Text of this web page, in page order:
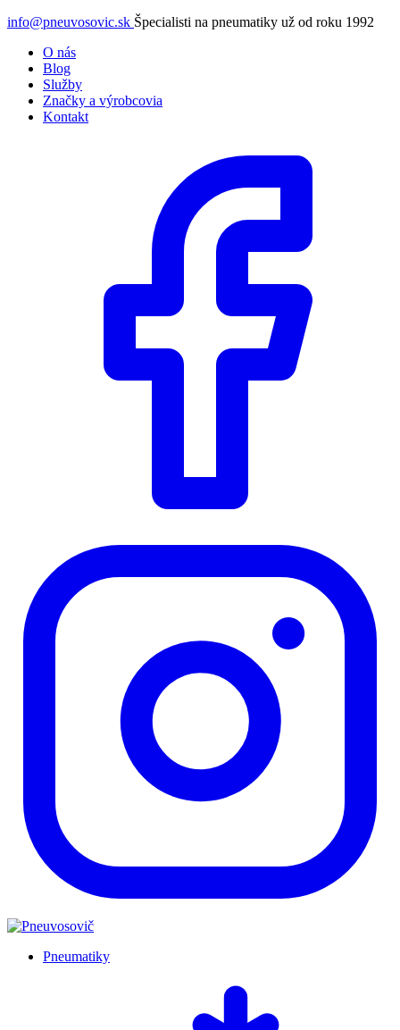
info@pneuvosovic.sk Špecialisti na pneumatiky už od roku 1992
O nás
Blog
Služby
Značky a výrobcovia
Kontakt
Pneumatiky